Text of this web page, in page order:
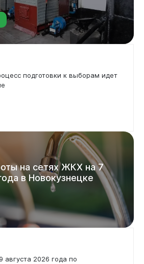
подготовки к выборам идет
на сетяхЖКХ на7
в Новокузнецке
августа 2026 года по